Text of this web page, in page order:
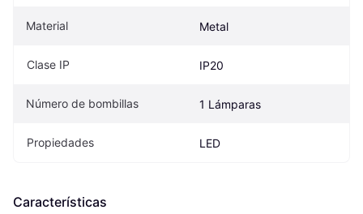
Material Metal
Clase IP IP20
Número de bombillas 1 Lámparas
Propiedades LED
Características